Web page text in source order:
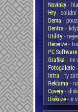
Novinky-
Hry- solidní
Dema -
Dentra -
Utility-
Recenze-
PC Software
Grafika - ne
Fotogalerie
Intra - ty
Reklama -
Covery-
Diskuze- o